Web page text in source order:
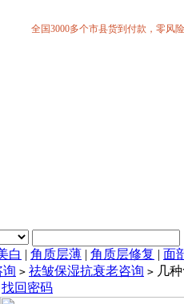
全国3000多个市县货到付款，零风
白 | 角质层薄 | 角质层修复 | 面
询 > 祛皱保湿抗衰老咨询 > 几
找回密码